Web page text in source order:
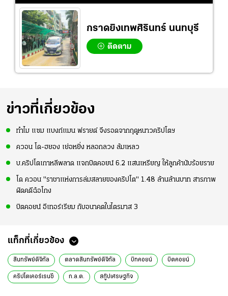
กราดยิงเทพศิรินทร์ นนทบุรี
ติดตาม
ข่าวที่เกี่ยวข้อง
ทำไม แซม แบงก์แมน ฟรายด์ จึงรอดจากฤดูหนาวคริปโตฯ
ควอน โด-ฮยอง เย่อหยิ่ง หลอกลวง ล้มเหลว
บ.คริปโตเกาหลีพลาด แจกบิตคอยน์ 6.2 แสนเหรียญ ให้ลูกค้านับร้อยราย
โด ควอน "ราชาแห่งการล่มสลายของคริปโต" 1.48 ล้านล้านบาท สารภาพ
ผิดคดีฉ้อโกง
บิตคอยน์ อีเทอร์เรียม กับอนาคตในไตรมาส 3
แท็กที่เกี่ยวข้อง
สินทรัพย์ดิจิทัล ตลาดสินทรัพย์ดิจิทัล บิทคอยน์ บิตคอยน์
คริปโตเคอร์เรนซี ก.ล.ต. สกู๊ปเศรษฐกิจ